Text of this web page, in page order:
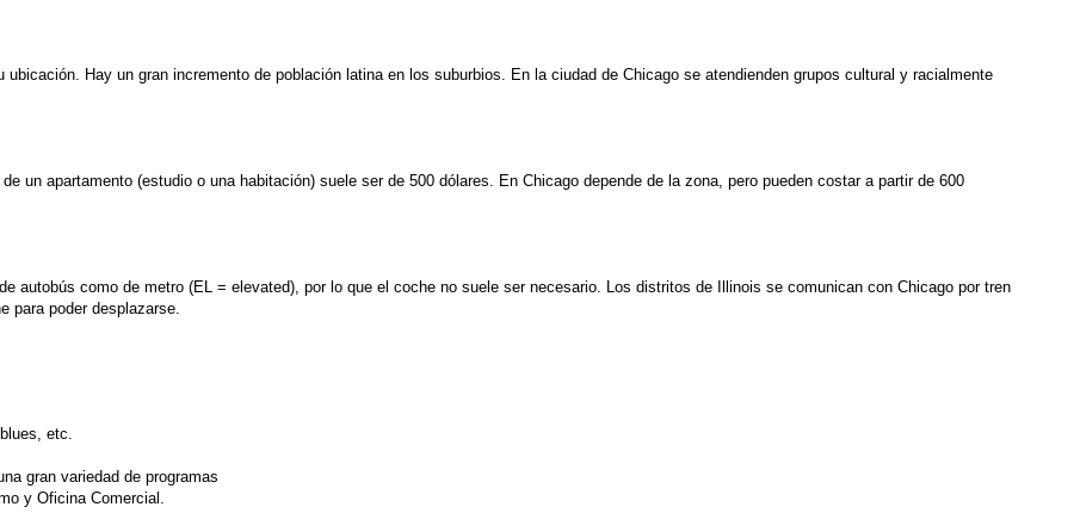
Hay un gran incremento de población latina en los suburbios. En la ciudad de Chicago se atendienden grupos cultural y racialmente
un apartamento (estudio o una habitación) suele ser de 500 dólares. En Chicago depende de la zona, pero pueden costar a partir de 600
autobús como de metro (EL = elevated), por lo que el coche no suele ser necesario. Los distritos de Illinois se comunican con Chicago por tren
para poder desplazarse.
etc.
gran variedad de programas
y Oficina Comercial.